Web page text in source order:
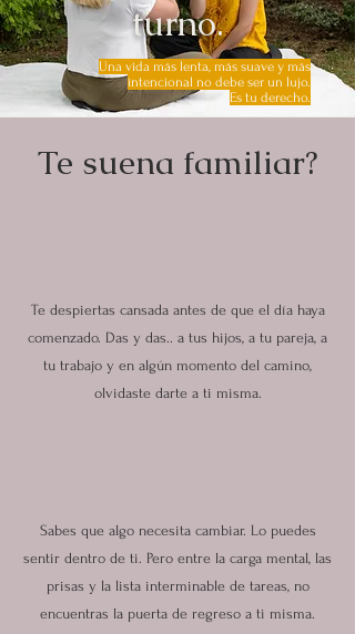
turno.
Una vida más lenta, más suave y más
intencional no debe ser un lujo.
Es tu derecho.
Te suena familiar?
Te despiertas cansada antes de que el día haya
comenzado. Das y das.. a tus hijos, a tu pareja, a
tu trabajo y en algún momento del camino,
olvidaste darte a ti misma.
Sabes que algo necesita cambiar. Lo puedes
sentir dentro de ti. Pero entre la carga mental, las
prisas y la lista interminable de tareas, no
encuentras la puerta de regreso a ti misma.